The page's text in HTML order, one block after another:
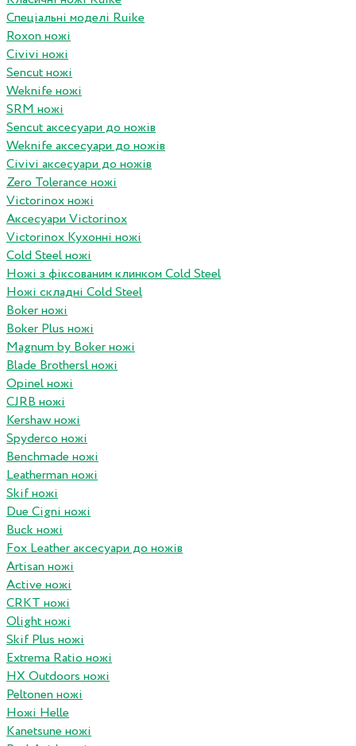
Спеціальні моделі Ruike
Roxon ножi
Civivi ножі
Sencut ножі
Weknife ножі
SRM ножі
Sencut аксесуари до ножів
Weknife аксесуари до ножів
Civivi аксесуари до ножів
Zero Tolerance ножі
Victorinox ножі
Аксесуари Victorinox
Victorinox Кухонні ножі
Cold Steel ножі
Ножі з фіксованим клинком Cold Steel
Ножі складні Cold Steel
Boker ножі
Boker Plus ножі
Magnum by Boker ножі
Blade Brothersl ножі
Opinel ножі
CJRB ножі
Kershaw ножі
Spyderco ножі
Benchmade ножі
Leatherman ножі
Skif ножі
Due Cigni ножі
Buck ножі
Fox Leather аксесуари до ножів
Artisan ножі
Active ножі
CRKT ножі
Olight ножі
Skif Plus ножі
Extrema Ratio ножі
HX Outdoors ножі
Peltonen ножі
Ножі Helle
Kanetsune ножі